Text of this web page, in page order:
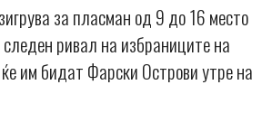
за пласман од 9 до 16 место
ривал на избраниците на
им бидат Фарски Острови утре на